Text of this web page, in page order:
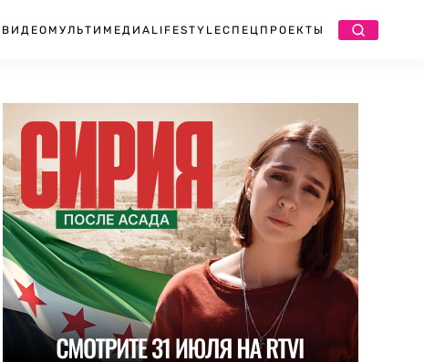
ВИДЕО МУЛЬТИМЕДИА LIFESTYLEСПЕЦПРОЕКТЫ